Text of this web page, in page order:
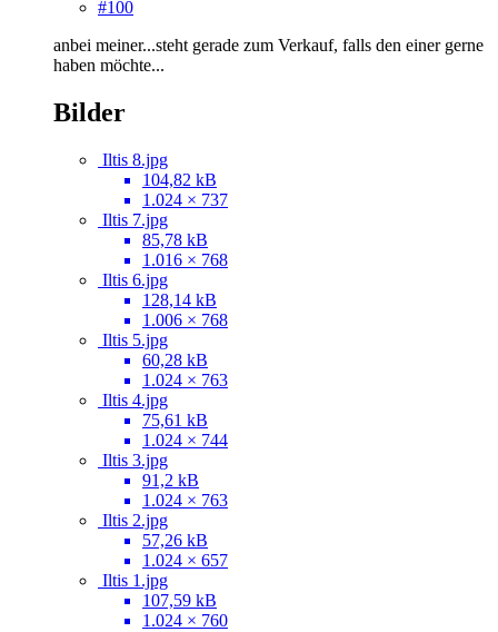
#100
anbei meiner...steht gerade zum Verkauf, falls den einer gerne
haben möchte...
Bilder
Iltis 8.jpg
104,82 kB
1.024 × 737
Iltis 7.jpg
85,78 kB
1.016 × 768
Iltis 6.jpg
128,14 kB
1.006 × 768
Iltis 5.jpg
60,28 kB
1.024 × 763
Iltis 4.jpg
75,61 kB
1.024 × 744
Iltis 3.jpg
91,2 kB
1.024 × 763
Iltis 2.jpg
57,26 kB
1.024 × 657
Iltis 1.jpg
107,59 kB
1.024 × 760